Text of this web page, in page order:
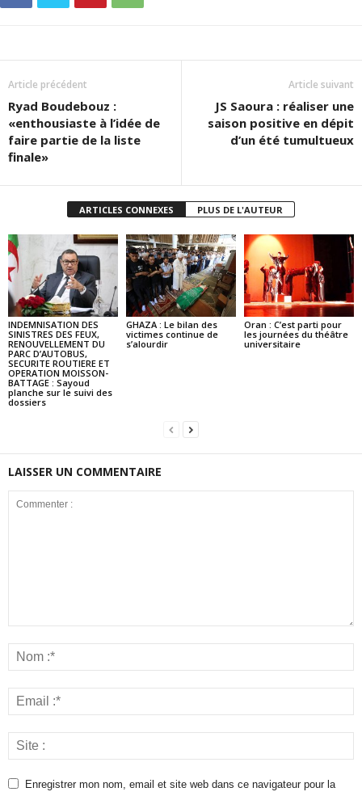
Article précédent
Ryad Boudebouz :
«enthousiaste à l’idée de
faire partie de la liste
finale»
Article suivant
JS Saoura : réaliser une
saison positive en dépit
d’un été tumultueux
ARTICLES CONNEXES PLUS DE L'AUTEUR
INDEMNISATION DES
SINISTRES DES FEUX,
RENOUVELLEMENT DU
PARC D’AUTOBUS,
SECURITE ROUTIERE ET
OPERATION MOISSON-
BATTAGE : Sayoud
planche sur le suivi des
dossiers
GHAZA : Le bilan des
victimes continue de
s’alourdir
Oran : C’est parti pour
les journées du théâtre
universitaire
LAISSER UN COMMENTAIRE
Enregistrer mon nom, email et site web dans ce navigateur pour la